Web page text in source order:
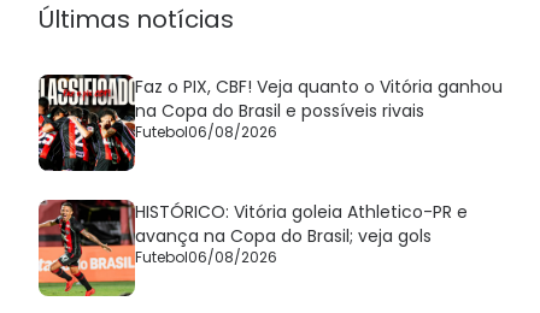
Últimas notícias
Faz o PIX, CBF! Veja quanto o Vitória ganhou
na Copa do Brasil e possíveis rivais
Futebol06/08/2026
HISTÓRICO: Vitória goleia Athletico-PR e
avança na Copa do Brasil; veja gols
Futebol06/08/2026